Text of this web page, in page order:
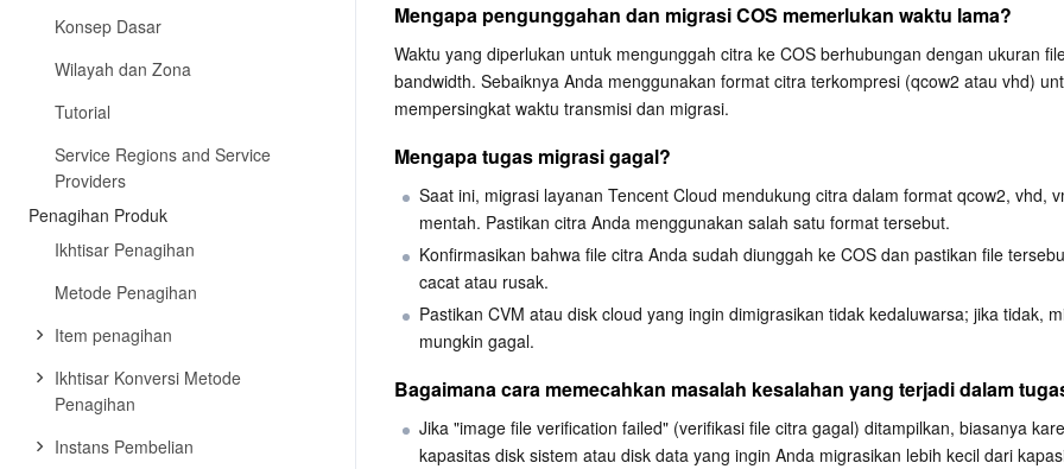
中国站
简体中
Konsep Dasar
Wilayah dan Zona
Tutorial
Service Regions and Service
Providers
Penagihan Produk
Ikhtisar Penagihan
Metode Penagihan
Item penagihan
Ikhtisar Konversi Metode
Penagihan
Instans Pembelian
Mengapa pengunggahan dan migrasi COS memerlukan waktu lama?
Waktu yang diperlukan untuk mengunggah citra ke COS berhubungan dengan ukuran
bandwidth. Sebaiknya Anda menggunakan format citra terkompresi (qcow2 atau vhd)
mempersingkat waktu transmisi dan migrasi.
Mengapa tugas migrasi gagal?
Saat ini, migrasi layanan Tencent Cloud mendukung citra dalam format qcow2, vhd,
mentah. Pastikan citra Anda menggunakan salah satu format tersebut.
Konfirmasikan bahwa file citra Anda sudah diunggah ke COS dan pastikan file
cacat atau rusak.
Pastikan CVM atau disk cloud yang ingin dimigrasikan tidak kedaluwarsa; jika tidak,
mungkin gagal.
Bagaimana cara memecahkan masalah kesalahan yang terjadi dalam
Jika "image file verification failed" (verifikasi file citra gagal) ditampilkan, biasanya
kapasitas disk sistem atau disk data yang ingin Anda migrasikan lebih kecil dari